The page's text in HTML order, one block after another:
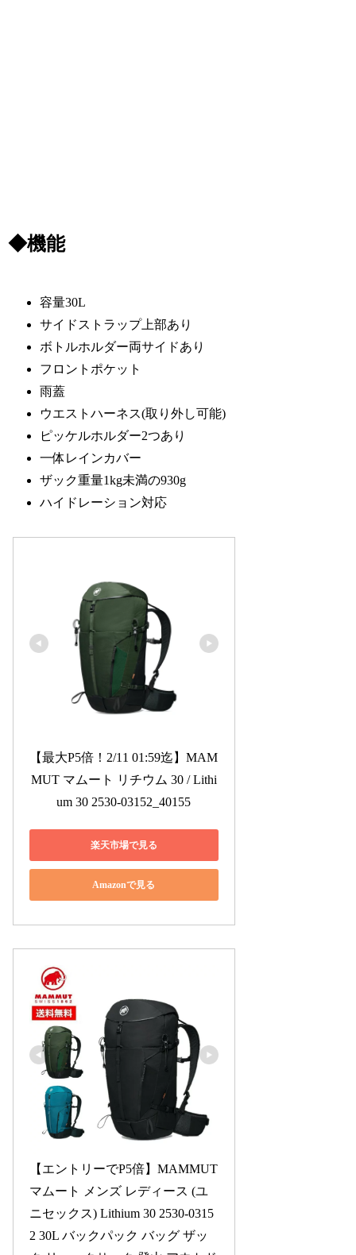
◆機能
容量30L
サイドストラップ上部あり
ボトルホルダー両サイドあり
フロントポケット
雨蓋
ウエストハーネス(取り外し可能)
ピッケルホルダー2つあり
一体レインカバー
ザック重量1kg未満の930g
ハイドレーション対応
【最大P5倍！2/11 01:59迄】MAM
MUT マムート リチウム 30 / Lithi
um 30 2530-03152_40155
楽天市場で見る
Amazonで見る
【エントリーでP5倍】MAMMUT
マムート メンズ レディース (ユ
ニセックス) Lithium 30 2530-0315
2 30L バックパック バッグ ザッ